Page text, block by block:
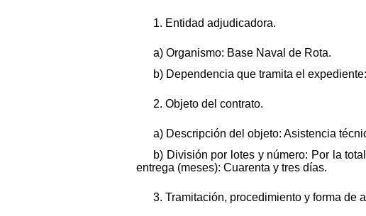
1. Entidad adjudicadora.
a) Organismo: Base Naval de Rota.
b) Dependencia que tramita el
2. Objeto del contrato.
a) Descripción del objeto: Asistencia
b) División por lotes y número: Por la
entrega (meses): Cuarenta y tres días.
3. Tramitación, procedimiento y forma de